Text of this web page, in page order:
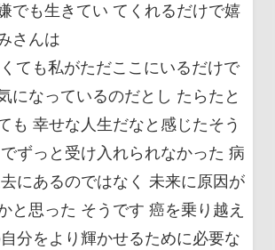
でも生きてい てくれるだけで嬉
さんは
ても私がただここにいるだけで
になっているのだとし たらたと
も 幸せな人生だなと感じたそう
ずっと受け入れられなかった 病
にあるのではなく 未来に原因が
と思った そうです 癌を乗り越え
分をより輝かせるために必要な